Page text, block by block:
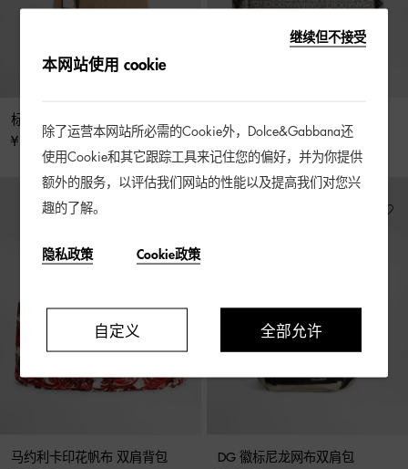
标牌帆布渔夫帽
¥ 2,400
¥ 5,900
马约利卡印花帆布 双肩背包
DG 徽标尼龙网布双肩包
继续但不接受
本网站使用 cookie
除了运营本网站所必需的Cookie外，Dolce&Gabbana还
使用Cookie和其它跟踪工具来记住您的偏好，并为你提供
额外的服务，以评估我们网站的性能以及提高我们对您兴
趣的了解。
隐私政策 Cookie政策
自定义 全部允许